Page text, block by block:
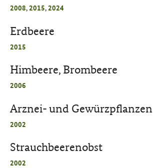
2008,2015,2024
Erdbeere
2015
Himbeere, Brombeere
2006
Arznei- und Gewürzpflanzen
2002
Strauchbeerenobst
2002